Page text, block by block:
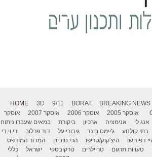
HOME 3D 9/11 BORAT BREAKING NEWS
אוסקר 2005 אוסקר 2006 אוסקר 2007
אוסקר
אנג לי אנימציה ארכיון ביקורת
במאים שעברו ניתוח
בתי קולנוע ג'יימס בונד גיבורי על דוד פרלוב
די.וי.די
דפינישן היצ'קוק/טריפו הכי טובים
המדור המודפס
טעויות תרגום טריילרים טרקובסקי ישראל
כללי